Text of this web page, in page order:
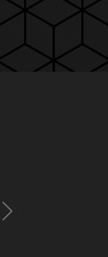
resultaat!